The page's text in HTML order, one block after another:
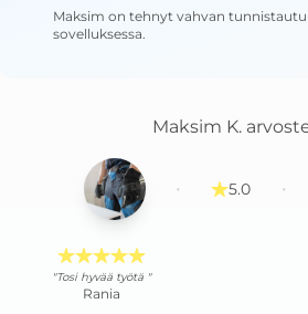
Maksim on tehnyt vahvan
sovelluksessa.
Maksim K.
· 5.0 ·
"Tosi hyvää työtä "
Rania